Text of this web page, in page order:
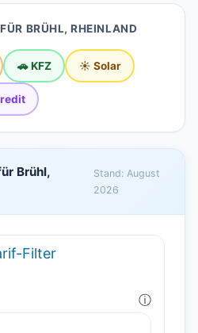
BRÜHL, RHEINLAND
🚗 KFZ ☀️ Solar
Brühl,
Stand: August
2026